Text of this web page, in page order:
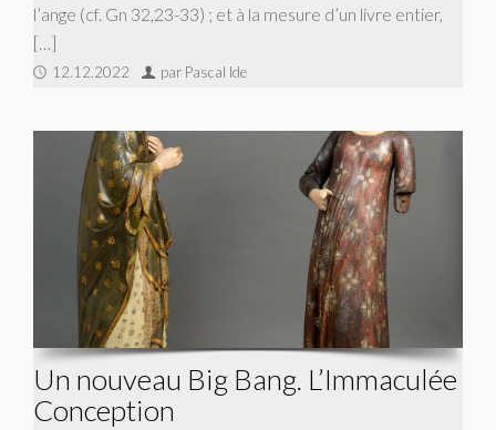
l’ange (cf. Gn 32,23-33) ; et à la mesure d’un livre entier,
[…]
12.12.2022 par Pascal Ide
Un nouveau Big Bang. L’Immaculée
Conception